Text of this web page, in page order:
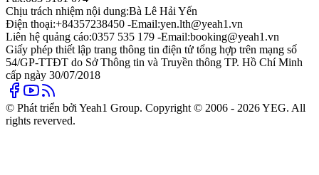
Chịu trách nhiệm nội dung:Bà Lê Hải Yến
Điện thoại:+84357238450 -Email:yen.lth@yeah1.vn
Liên hệ quảng cáo:0357 535 179 -Email:booking@yeah1.vn
Giấy phép thiết lập trang thông tin điện tử tổng hợp trên mạng số
54/GP-TTĐT do Sở Thông tin và Truyền thông TP. Hồ Chí Minh
cấp ngày 30/07/2018
© Phát triển bởi Yeah1 Group. Copyright © 2006 - 2026 YEG. All
rights reverved.